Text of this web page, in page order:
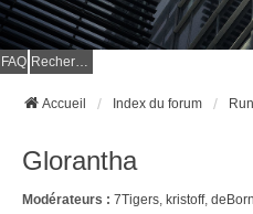
FAQ Rechercher
Accueil Index du forum
Glorantha
Modérateurs : 7Tigers, kristoff, deBorn